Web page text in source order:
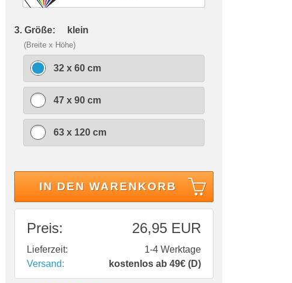
3. Größe: klein
(Breite x Höhe)
32 x 60 cm
47 x 90 cm
63 x 120 cm
IN DEN WARENKORB
Preis: 26,95 EUR
Lieferzeit:
1-4 Werktage
Versand:
kostenlos ab 49€ (D)